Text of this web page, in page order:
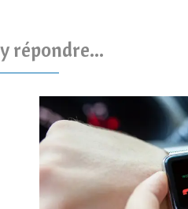
répondre...